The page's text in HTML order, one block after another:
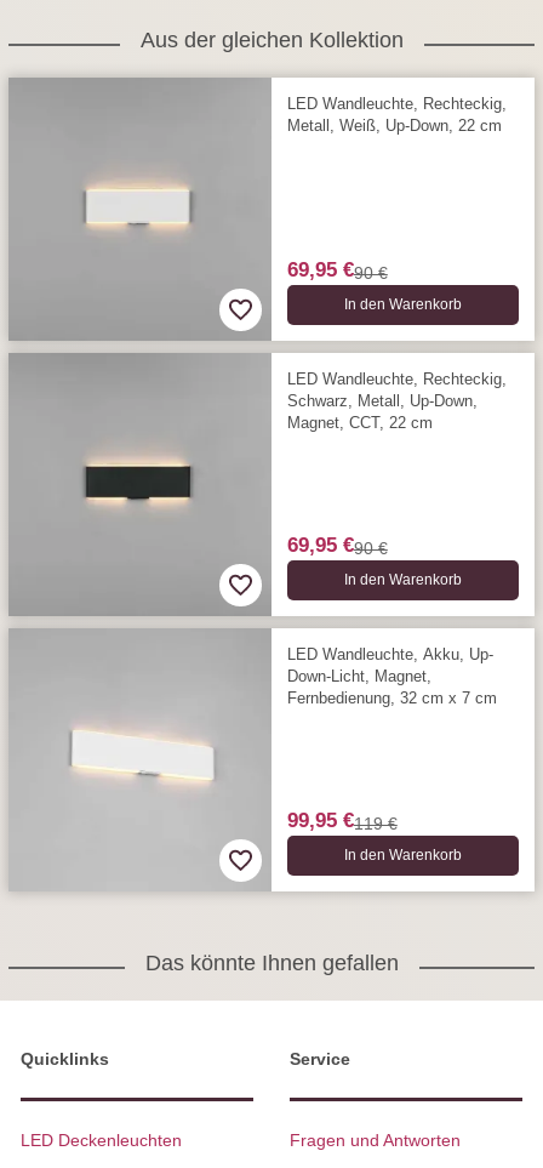
Aus der gleichen Kollektion
LED Wandleuchte, Rechteckig,
Metall, Weiß, Up-Down, 22 cm
69,95 €90 €
In den Warenkorb
LED Wandleuchte, Rechteckig,
Schwarz, Metall, Up-Down,
Magnet, CCT, 22 cm
69,95 €90 €
In den Warenkorb
LED Wandleuchte, Akku, Up-
Down-Licht, Magnet,
Fernbedienung, 32 cm x 7 cm
99,95 €119 €
In den Warenkorb
Das könnte Ihnen gefallen
Quicklinks
LED Deckenleuchten
Service
Fragen und Antworten